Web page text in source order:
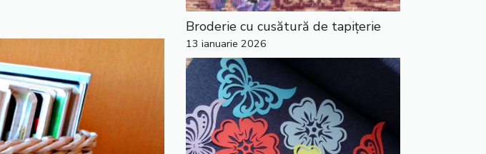
Broderie cu cusătură de tapițerie
13 ianuarie 2026